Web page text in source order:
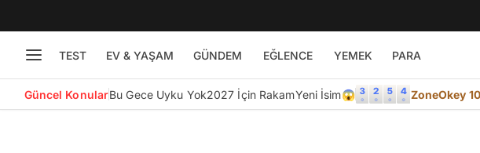
TEST EV & YAŞAM GÜNDEM EĞLENCE YEMEK PARA
Güncel KonularBu Gece Uyku Yok2027 İçin RakamYeni İsim😱 ZoneOkey